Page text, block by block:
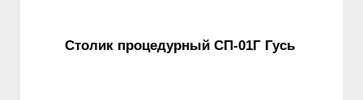
Столик процедурный СП-01Г Гусь